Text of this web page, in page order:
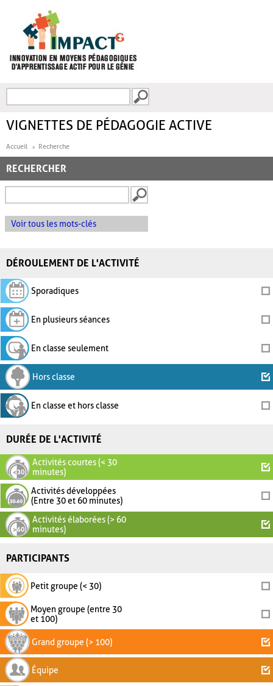
FORMULAIRE DE
VIGNETTES DE PÉDAGOGIE ACTIVE
Accueil Recherche
RECHERCHER
Voir tous les mots-clés
DÉROULEMENT DE L'ACTIVITÉ
Sporadiques
En plusieurs séances
En classe seulement
Hors classe
En classe et hors classe
DURÉE DE L'ACTIVITÉ
Activités courtes (< 30
minutes)
Activités développées
(Entre 30 et 60 minutes)
Activités élaborées (> 60
minutes)
PARTICIPANTS
Petit groupe (< 30)
Moyen groupe (entre 30
et 100)
Grand groupe (> 100)
Équipe